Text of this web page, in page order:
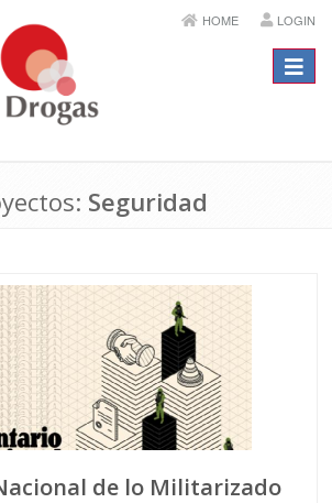
HOME LOGIN
Menú
Seguridad
de lo Militarizado